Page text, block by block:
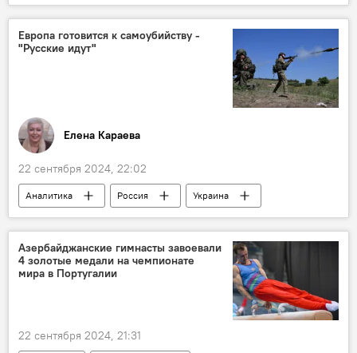
Общество
Авторынок
запчасти
автомобиль
Контрафакт
Подделка
Эюб Гусейнов
Европа готовится к самоубийству -
"Русские идут"
Елена Караева
22 сентября 2024, 22:02
Аналитика Россия
Украина
Спецоперация
СВО
НАТО
Европа
ЕС
Кризис
Самоубийство
Азербайджанские гимнасты завоевали
4 золотые медали на чемпионате
мира в Португалии
22 сентября 2024, 21:31